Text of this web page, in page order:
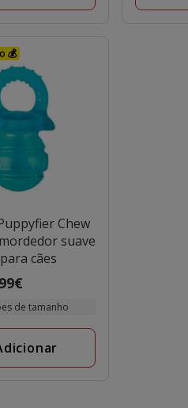
💰
Chew
suave
cães
de tamanho